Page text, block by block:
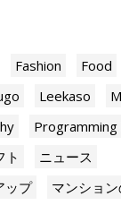
Fashion Food
Leekaso
Programming
ト
ニュース
ップ
マンショ